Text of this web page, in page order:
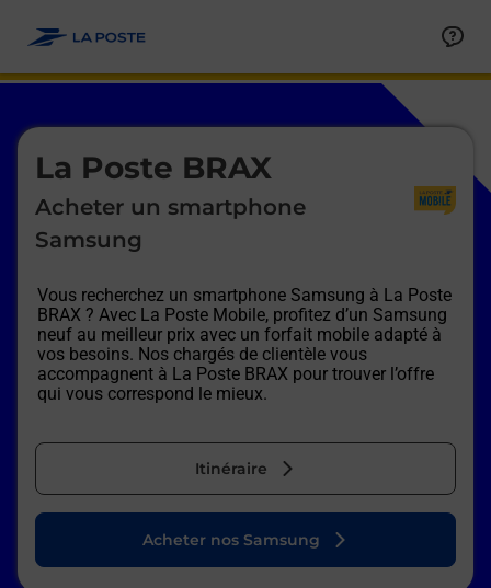
La Poste BRAX
Acheter un smartphone
Samsung
Vous recherchez un smartphone Samsung à La Poste
BRAX ? Avec La Poste Mobile, profitez d’un Samsung
neuf au meilleur prix avec un forfait mobile adapté à
vos besoins. Nos chargés de clientèle vous
accompagnent à La Poste BRAX pour trouver l’offre
qui vous correspond le mieux.
Itinéraire
Le lien s'ouvre dans un nouvel onglet
Acheter nos Samsung